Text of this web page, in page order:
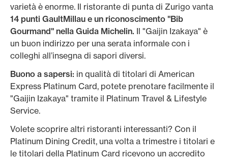
varietà è enorme. Il ristorante di punta di Zurigo vanta
14 punti GaultMillau e un riconoscimento "Bib
Gourmand" nella Guida Michelin. Il "Gaijin Izakaya" è
un buon indirizzo per una serata informale con i
colleghi all’insegna di sapori diversi.
Buono a sapersi: in qualità di titolari di American
Express Platinum Card, potete prenotare facilmente il
"Gaijin Izakaya" tramite il Platinum Travel & Lifestyle
Service.
Volete scoprire altri ristoranti interessanti? Con il
Platinum Dining Credit, una volta a trimestre i titolari e
le titolari della Platinum Card ricevono un accredito